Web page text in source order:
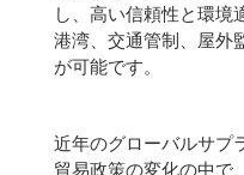
し、高い信頼性と環境
港湾、交通管制、屋外
が可能です。
近年のグローバルサプ
貿易政策の変化の中で